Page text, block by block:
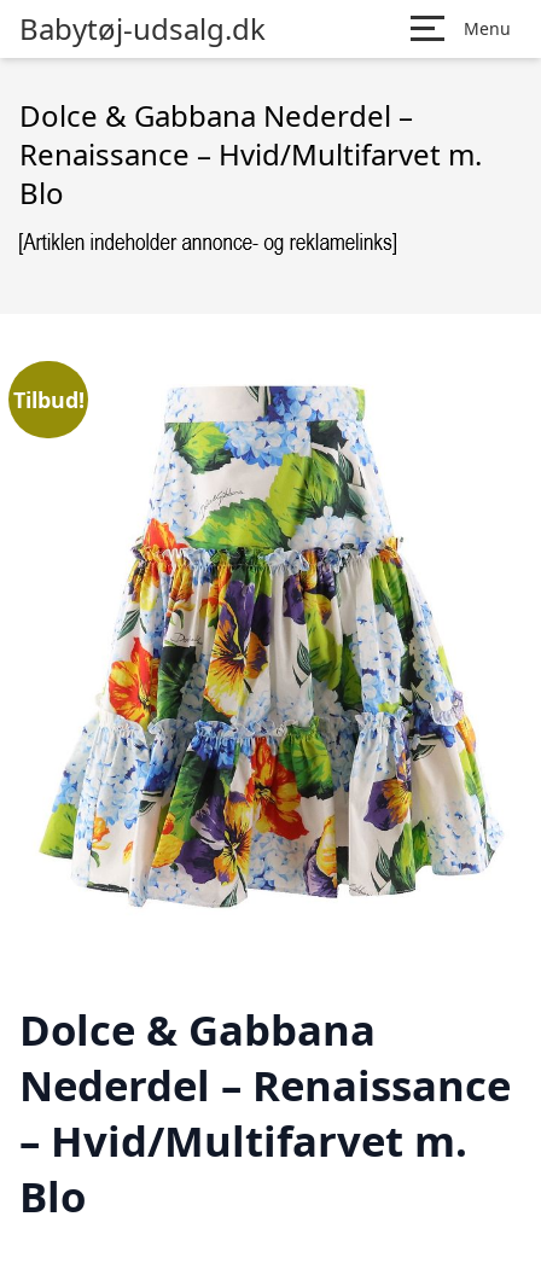
Babytøj-udsalg.dk Menu
Dolce & Gabbana Nederdel –
Renaissance – Hvid/Multifarvet m.
Blo
Tilbud!
Dolce & Gabbana
Nederdel – Renaissance
– Hvid/Multifarvet m.
Blo